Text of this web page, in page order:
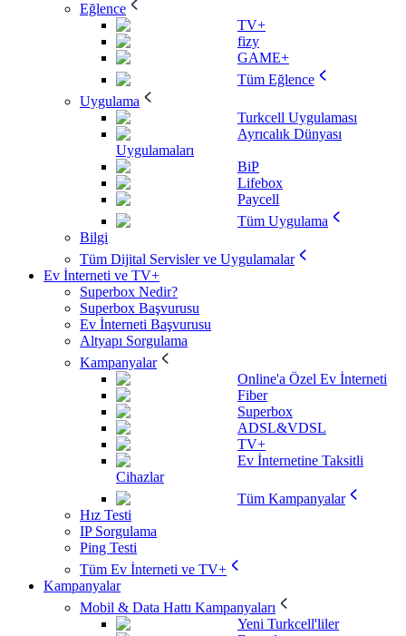
Eğlence
TV+
fizy
GAME+
Tüm Eğlence
Uygulama
Turkcell Uygulaması
Ayrıcalık Dünyası
Uygulamaları
BiP
Lifebox
Paycell
Tüm Uygulama
Bilgi
Tüm Dijital Servisler ve Uygulamalar
Ev İnterneti ve TV+
Superbox Nedir?
Superbox Başvurusu
Ev İnterneti Başvurusu
Altyapı Sorgulama
Kampanyalar
Online'a Özel Ev İnterneti
Fiber
Superbox
ADSL&VDSL
TV+
Ev İnternetine Taksitli
Cihazlar
Tüm Kampanyalar
Hız Testi
IP Sorgulama
Ping Testi
Tüm Ev İnterneti ve TV+
Kampanyalar
Mobil & Data Hattı Kampanyaları
Yeni Turkcell'liler